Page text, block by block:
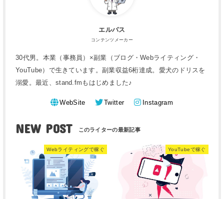
エルバス
コンテンツメーカー
30代男。本業（事務員）×副業（ブログ・Webライティング・
YouTube）で生きています。副業収益6桁達成。愛犬のドリスを
溺愛。最近、stand.fmもはじめました♪
WebSite Twitter Instagram
NEW POST
Webライティングで稼ぐ YouTubeで稼ぐ